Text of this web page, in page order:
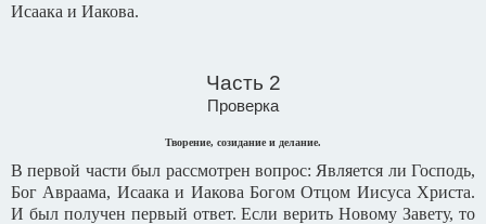
Исаака и Иакова.
Часть 2
Проверка
Творение, созидание и делание.
В первой части был рассмотрен вопрос: Является ли Господь,
Бог Авраама, Исаака и Иакова Богом Отцом Иисуса Христа.
И был получен первый ответ. Если верить Новому Завету, то